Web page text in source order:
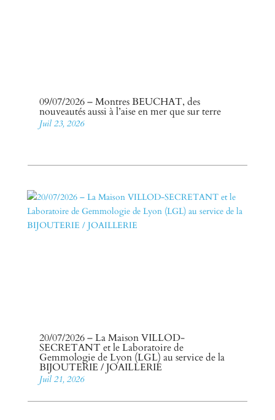
09/07/2026 – Montres BEUCHAT, des
nouveautés aussi à l’aise en mer que sur terre
Juil 23, 2026
20/07/2026 – La Maison VILLOD-
SECRETANT et le Laboratoire de
Gemmologie de Lyon (LGL) au service de la
BIJOUTERIE / JOAILLERIE
Juil 21, 2026